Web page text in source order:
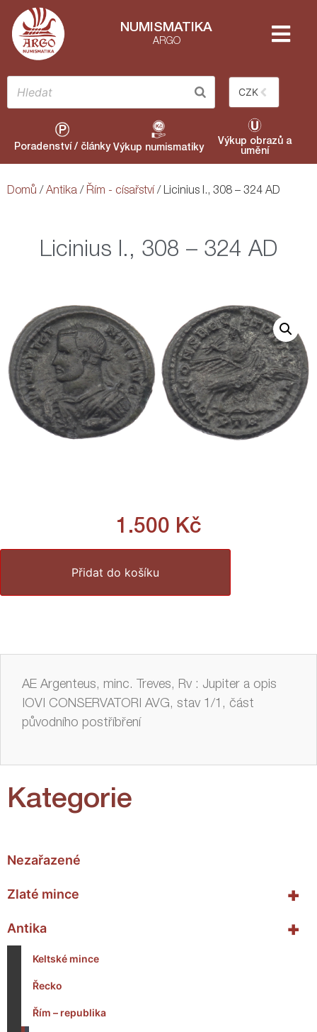
NUMISMATIKA
ARGO
CZK
Poradenství / články Výkup numismatiky
Výkup obrazů a
umění
Domů / Antika / Řím - císařství / Licinius I., 308 – 324 AD
Kategorie
Nezařazené
+
Zlaté mince
+
Antika
Keltské mince
Řecko
Řím – republika
Licinius I., 308 – 324 AD
1.500 Kč
Přidat do košíku
AE Argenteus, minc. Treves, Rv : Jupiter a opis
IOVI CONSERVATORI AVG, stav 1/1, část
původního postříbření